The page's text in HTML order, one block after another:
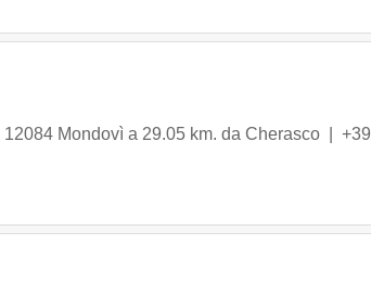
12084 Mondovì a 29.05 km. da Cherasco | +39